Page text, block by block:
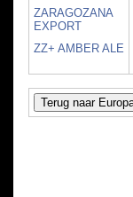
ZARAGOZANA
EXPORT
ZZ+ AMBER ALE